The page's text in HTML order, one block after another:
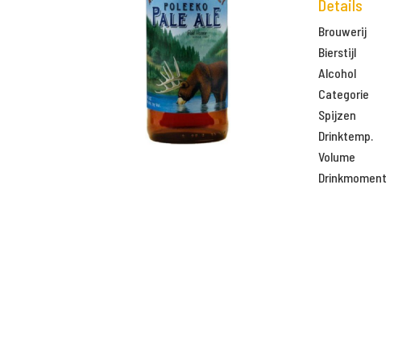
Details
Brouwerij
Bierstijl
Alcohol
Categorie
Spijzen
Drinktemp.
Volume
Drinkmoment